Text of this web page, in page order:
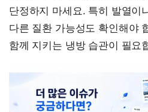
단정하지 마세요. 특히 발열이
다른 질환 가능성도 확인해야
함께 지키는 냉방 습관이 필요